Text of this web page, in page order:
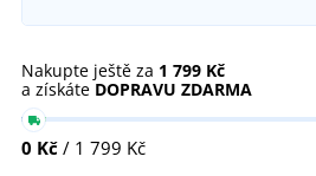
Nakupte ještě za 1 799 Kč
a získáte DOPRAVU ZDARMA
0 Kč / 1 799 Kč